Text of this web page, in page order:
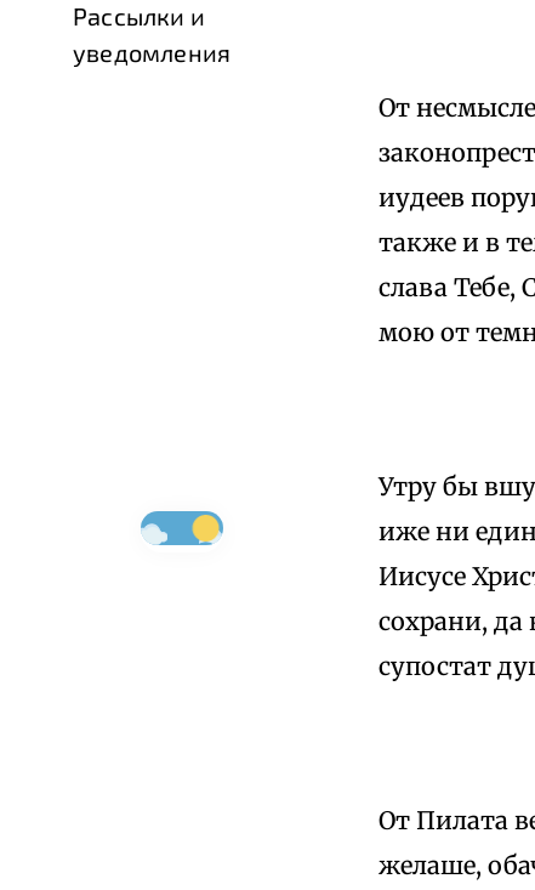
Рассылки и
уведомления
От
иудеев
также и в
слава
мою от
Утру бы
иже ни
Иисусе
сохрани,
супостат
От Пилата
желаше,